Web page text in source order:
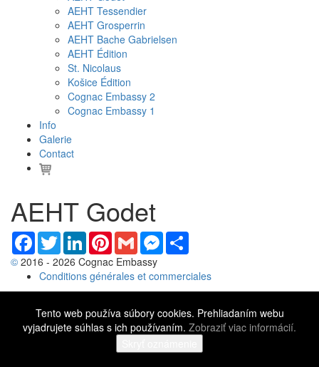
AEHT Tessendier
AEHT Grosperrin
AEHT Bache Gabrielsen
AEHT Édition
St. Nicolaus
Košice Édition
Cognac Embassy 2
Cognac Embassy 1
Info
Galerie
Contact
AEHT Godet
Facebook
TwitterLinkedInPinterestGmail Messenger
© 2016 - 2026 Cognac Embassy
Conditions générales et commerciales
Tento web používa súbory cookies. Prehliadaním webu
vyjadrujete súhlas s ich používaním. Zobraziť viac informácií.